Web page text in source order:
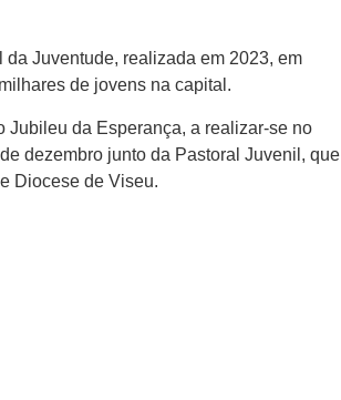
Juventude, realizada em 2023, em
de jovens na capital.
Jubileu da Esperança, a realizar-se no
dezembro junto da Pastoral Juvenil, que
Diocese de Viseu.